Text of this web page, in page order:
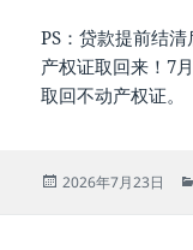
PS：贷款提前结
产权证取回来！7
取回不动产权证。
发
2026年7月23日